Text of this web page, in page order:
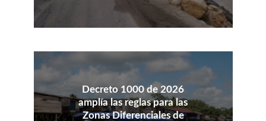
Decreto 1000 de 2026
amplía las reglas para las
Zonas Diferenciales de